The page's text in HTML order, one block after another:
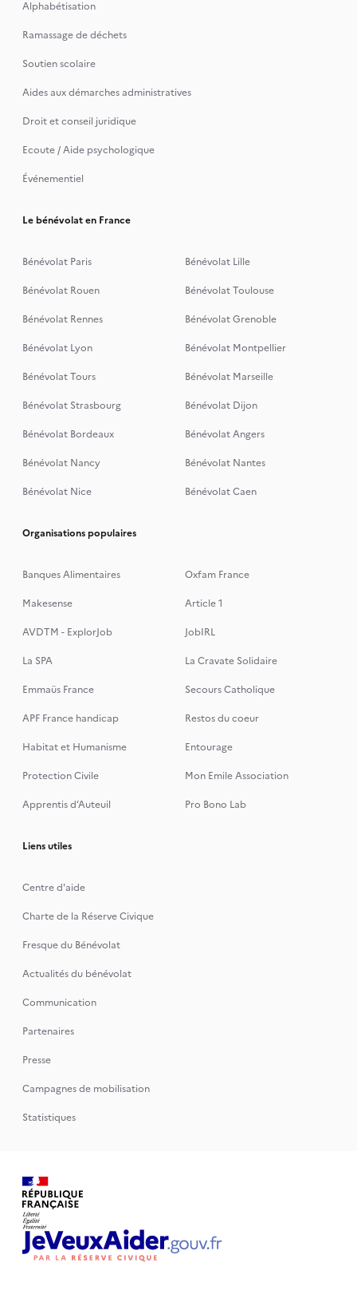
Alphabétisation
Ramassage de déchets
Soutien scolaire
Aides aux démarches administratives
Droit et conseil juridique
Ecoute / Aide psychologique
Événementiel
Le bénévolat en France
Bénévolat Paris
Bénévolat Lille
Bénévolat Rouen
Bénévolat Toulouse
Bénévolat Rennes
Bénévolat Grenoble
Bénévolat Lyon
Bénévolat Montpellier
Bénévolat Tours
Bénévolat Marseille
Bénévolat Strasbourg
Bénévolat Dijon
Bénévolat Bordeaux
Bénévolat Angers
Bénévolat Nancy
Bénévolat Nantes
Bénévolat Nice
Bénévolat Caen
Organisations populaires
Banques Alimentaires
Oxfam France
Makesense
Article 1
AVDTM - ExplorJob
JobIRL
La SPA
La Cravate Solidaire
Emmaüs France
Secours Catholique
APF France handicap
Restos du coeur
Habitat et Humanisme
Entourage
Protection Civile
Mon Emile Association
Apprentis d’Auteuil
Pro Bono Lab
Liens utiles
Centre d'aide
Charte de la Réserve Civique
Fresque du Bénévolat
Actualités du bénévolat
Communication
Partenaires
Presse
Campagnes de mobilisation
Statistiques